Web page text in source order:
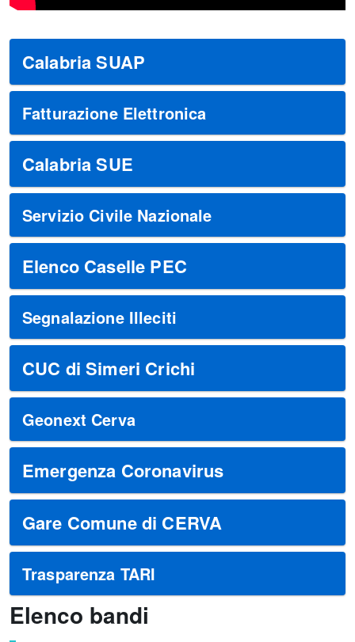
Calabria SUAP
Fatturazione Elettronica
Calabria SUE
Servizio Civile Nazionale
Elenco Caselle PEC
Segnalazione Illeciti
CUC di Simeri Crichi
Geonext Cerva
Emergenza Coronavirus
Gare Comune di CERVA
Trasparenza TARI
Elenco bandi